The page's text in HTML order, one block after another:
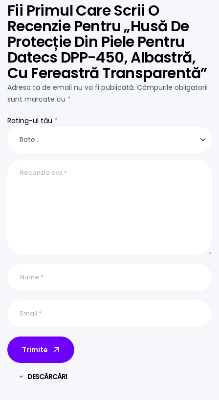
Fii Primul Care Scrii O
Recenzie Pentru „Husă De
Protecție Din Piele Pentru
Datecs DPP-450, Albastră,
Cu Fereastră Transparentă”
Adresa ta de email nu va fi publicată. Câmpurile obligatorii
sunt marcate cu *
Rating-ul tău *
Trimite
DESCĂRCĂRI